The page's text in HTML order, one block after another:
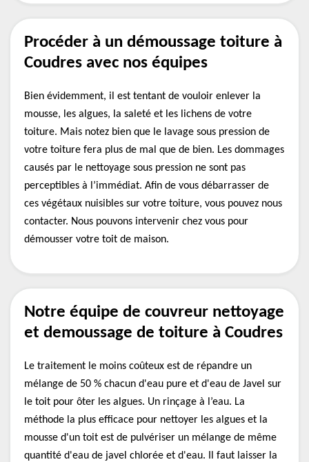
Procéder à un démoussage toiture à
Coudres avec nos équipes
Bien évidemment, il est tentant de vouloir enlever la
mousse, les algues, la saleté et les lichens de votre
toiture. Mais notez bien que le lavage sous pression de
votre toiture fera plus de mal que de bien. Les dommages
causés par le nettoyage sous pression ne sont pas
perceptibles à l’immédiat. Afin de vous débarrasser de
ces végétaux nuisibles sur votre toiture, vous pouvez nous
contacter. Nous pouvons intervenir chez vous pour
démousser votre toit de maison.
Notre équipe de couvreur nettoyage
et demoussage de toiture à Coudres
Le traitement le moins coûteux est de répandre un
mélange de 50 % chacun d'eau pure et d'eau de Javel sur
le toit pour ôter les algues. Un rinçage à l’eau. La
méthode la plus efficace pour nettoyer les algues et la
mousse d'un toit est de pulvériser un mélange de même
quantité d'eau de javel chlorée et d'eau. Il faut laisser la